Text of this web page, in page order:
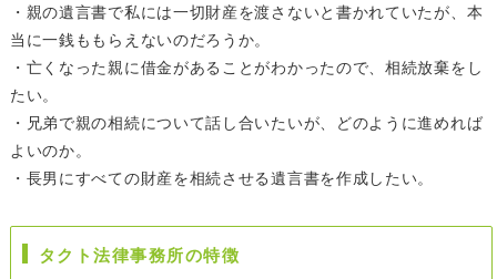
・親の遺言書で私には一切財産を渡さないと書かれていたが、本
当に一銭ももらえないのだろうか。
・亡くなった親に借金があることがわかったので、相続放棄をし
たい。
・兄弟で親の相続について話し合いたいが、どのように進めれば
よいのか。
・長男にすべての財産を相続させる遺言書を作成したい。
タクト法律事務所の特徴